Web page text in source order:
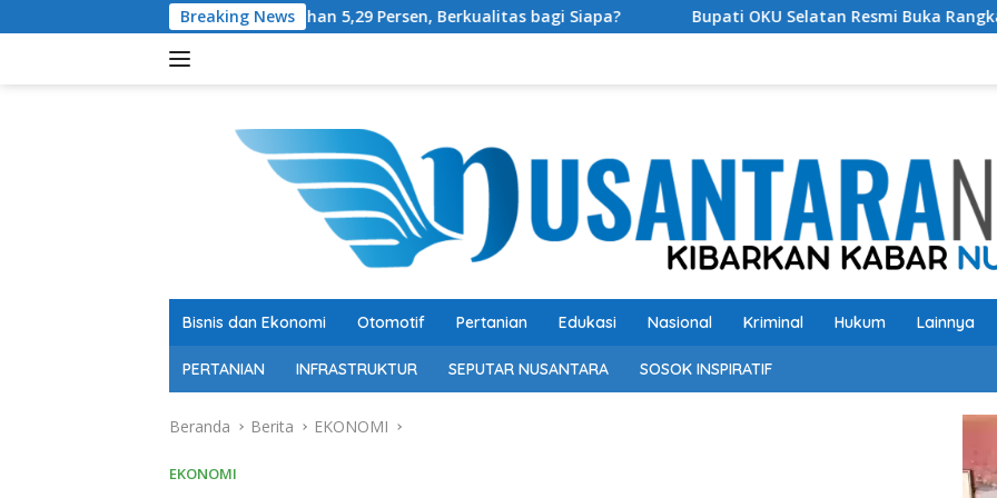
ke
Breaking News
Pertumbuhan 5,29 Persen, Berkualitas bagi Siapa? Bupati OKU Selatan Resmi Buka Rangkaian Lomba
Bisnis dan Ekonomi Otomotif Pertanian Edukasi Nasional Kriminal Hukum Lainnya
PERTANIAN INFRASTRUKTUR SEPUTAR NUSANTARA SOSOK INSPIRATIF
Beranda Berita EKONOMI
EKONOMI